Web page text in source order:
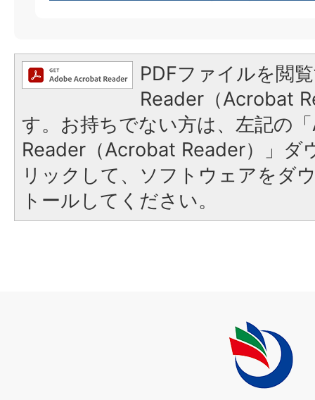
PDFファイルを閲
Reader（Acrobat
す。お持ちでない方は、左記の
Reader（Acrobat Reader）」ダ
リックして、ソフトウェアをダ
トールしてください。